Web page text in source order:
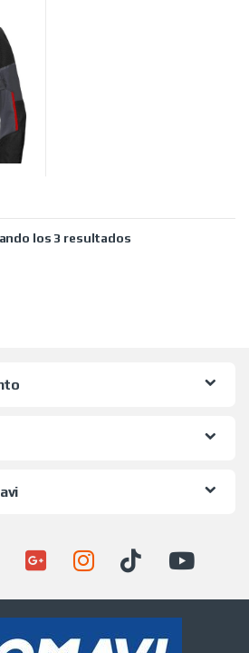
variantes. Las opciones se
los 3 resultadosOrdenado por